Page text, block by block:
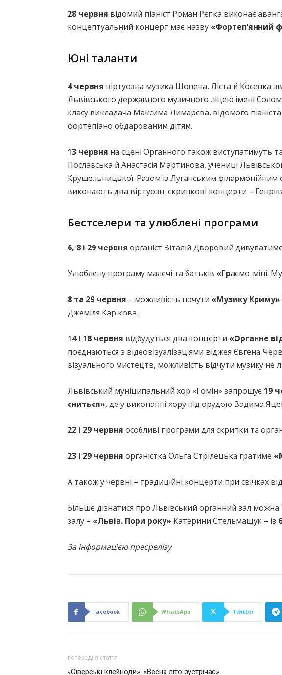
28 червня відомий піаніст Роман Рєпка виконає
концептуальний концерт має назву «Фортепʼянний
Юні таланти
4 червня віртуозна музика Шопена, Ліста й Косенка
Львівського державного музичного ліцею імені
класу викладача Максима Лимарєва, відомого
фортепіано обдарованим дітям.
13 червня на сцені Органного також виступатимуть
Пославська й Анастасія Мартинова, учениці
Крушельницької. Разом із Луганським
виконають два віртуозні скрипкові концерти –
Бестселери та улюблені програми
6, 8 і 29 червня органіст Віталій Дворовий
Улюблену програму малечі та батьків «Граємо-міні.
8 та 29 червня – можливість почути «Музику Криму»
Джеміля Карікова.
14 і 18 червня відбудуться два концерти «Органне
поєднаються з відеовізуалізаціями віджея Євгена
візуального мистецтв, можливість відчути музику не
Львівський муніципальний хор «Гомін» запрошує 19
сниться», де у виконанні хору під орудою Вадима
22 і 29 червня особливі програми для скрипки та
23 і 29 червня органістка Ольга Стрілецька гратиме
А також у червні – традиційні концерти при свічках
Більше дізнатися про Львівський органний зал можна
залу – «Львів. Пори року» Катерини Стельмащук – із
За інформацією пресрелізу
Facebook WhatsApp Twitter
попередня стаття
«Сіверські клейноди»: «Весна літо зустрічає»